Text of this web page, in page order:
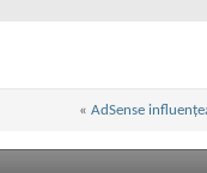
« AdSense